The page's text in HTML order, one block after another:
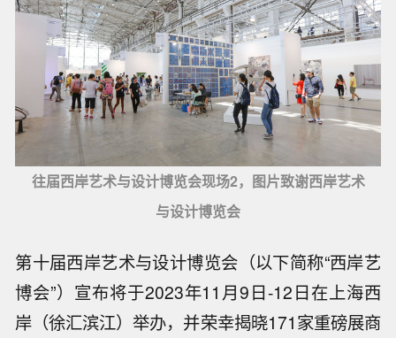
往届西岸艺术与设计博览会现场2，图片致谢西岸艺术
与设计博览会
第十届西岸艺术与设计博览会（以下简称“西岸艺
博会”）宣布将于2023年11月9日-12日在上海西
岸（徐汇滨江）举办，并荣幸揭晓171家重磅展商